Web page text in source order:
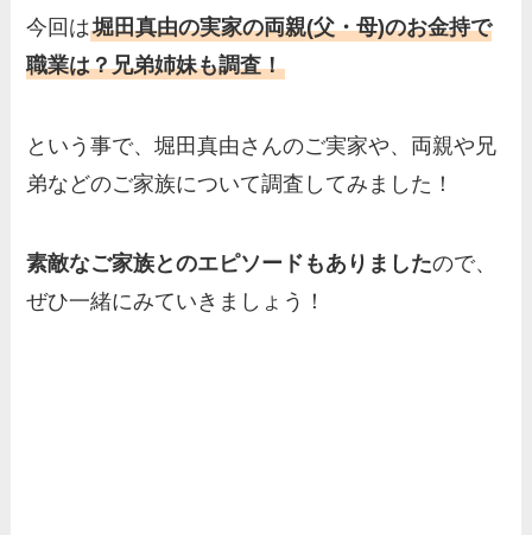
今回は堀田真由の実家の両親(父・母)のお金持で
職業は？兄弟姉妹も調査！
という事で、堀田真由さんのご実家や、両親や兄
弟などのご家族について調査してみました！
素敵なご家族とのエピソードもありましたので、
ぜひ一緒にみていきましょう！